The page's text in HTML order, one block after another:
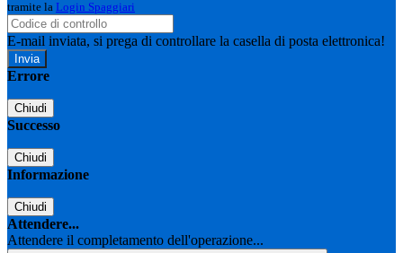
tramite la Login Spaggiari
E-mail inviata, si prega di controllare la casella di posta elettronica!
Errore
Chiudi
Successo
Chiudi
Informazione
Chiudi
Attendere...
Attendere il completamento dell'operazione...